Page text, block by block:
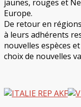
jaunes, rouges et
Europe.
De retour en
à leurs adhérents
nouvelles espèces
choix de nouvelles